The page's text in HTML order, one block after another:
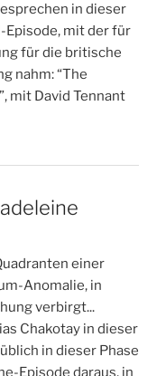
in dieser
Episode, mit der für
für die britische
nahm: “The
mit David Tennant
einer
Anomalie, in
verbirgt...
Chakotay in dieser
in dieser Phase